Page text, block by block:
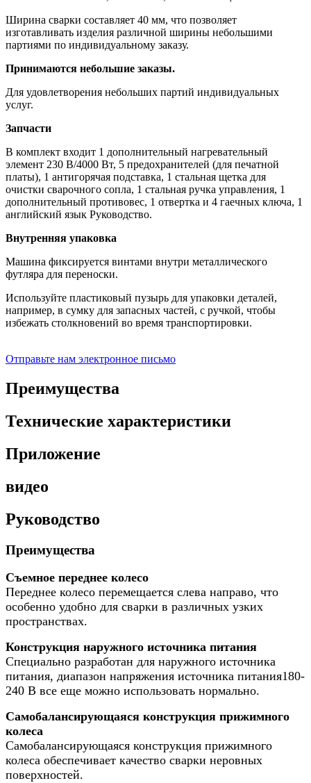
Ширина сварки составляет 40 мм, что позволяет
изготавливать изделия различной ширины небольшими
партиями по индивидуальному заказу.
Принимаются небольшие заказы.
Для удовлетворения небольших партий индивидуальных
услуг.
Запчасти
В комплект входит 1 дополнительный нагревательный
элемент 230 В/4000 Вт, 5 предохранителей (для печатной
платы), 1 антигорячая подставка, 1 стальная щетка для
очистки сварочного сопла, 1 стальная ручка управления, 1
дополнительный противовес, 1 отвертка и 4 гаечных ключа, 1
английский язык Руководство.
Внутренняя упаковка
Машина фиксируется винтами внутри металлического
футляра для переноски.
Используйте пластиковый пузырь для упаковки деталей,
например, в сумку для запасных частей, с ручкой, чтобы
избежать столкновений во время транспортировки.
Отправьте нам электронное письмо
Преимущества
Технические характеристики
Приложение
видео
Руководство
Преимущества
Съемное переднее колесо
Переднее колесо перемещается слева направо, что
особенно удобно для сварки в различных узких
пространствах.
Конструкция наружного источника питания
Специально разработан для наружного источника
питания, диапазон напряжения источника питания180-
240 В все еще можно использовать нормально.
Самобалансирующаяся конструкция прижимного
колеса
Самобалансирующаяся конструкция прижимного
колеса обеспечивает качество сварки неровных
поверхностей.